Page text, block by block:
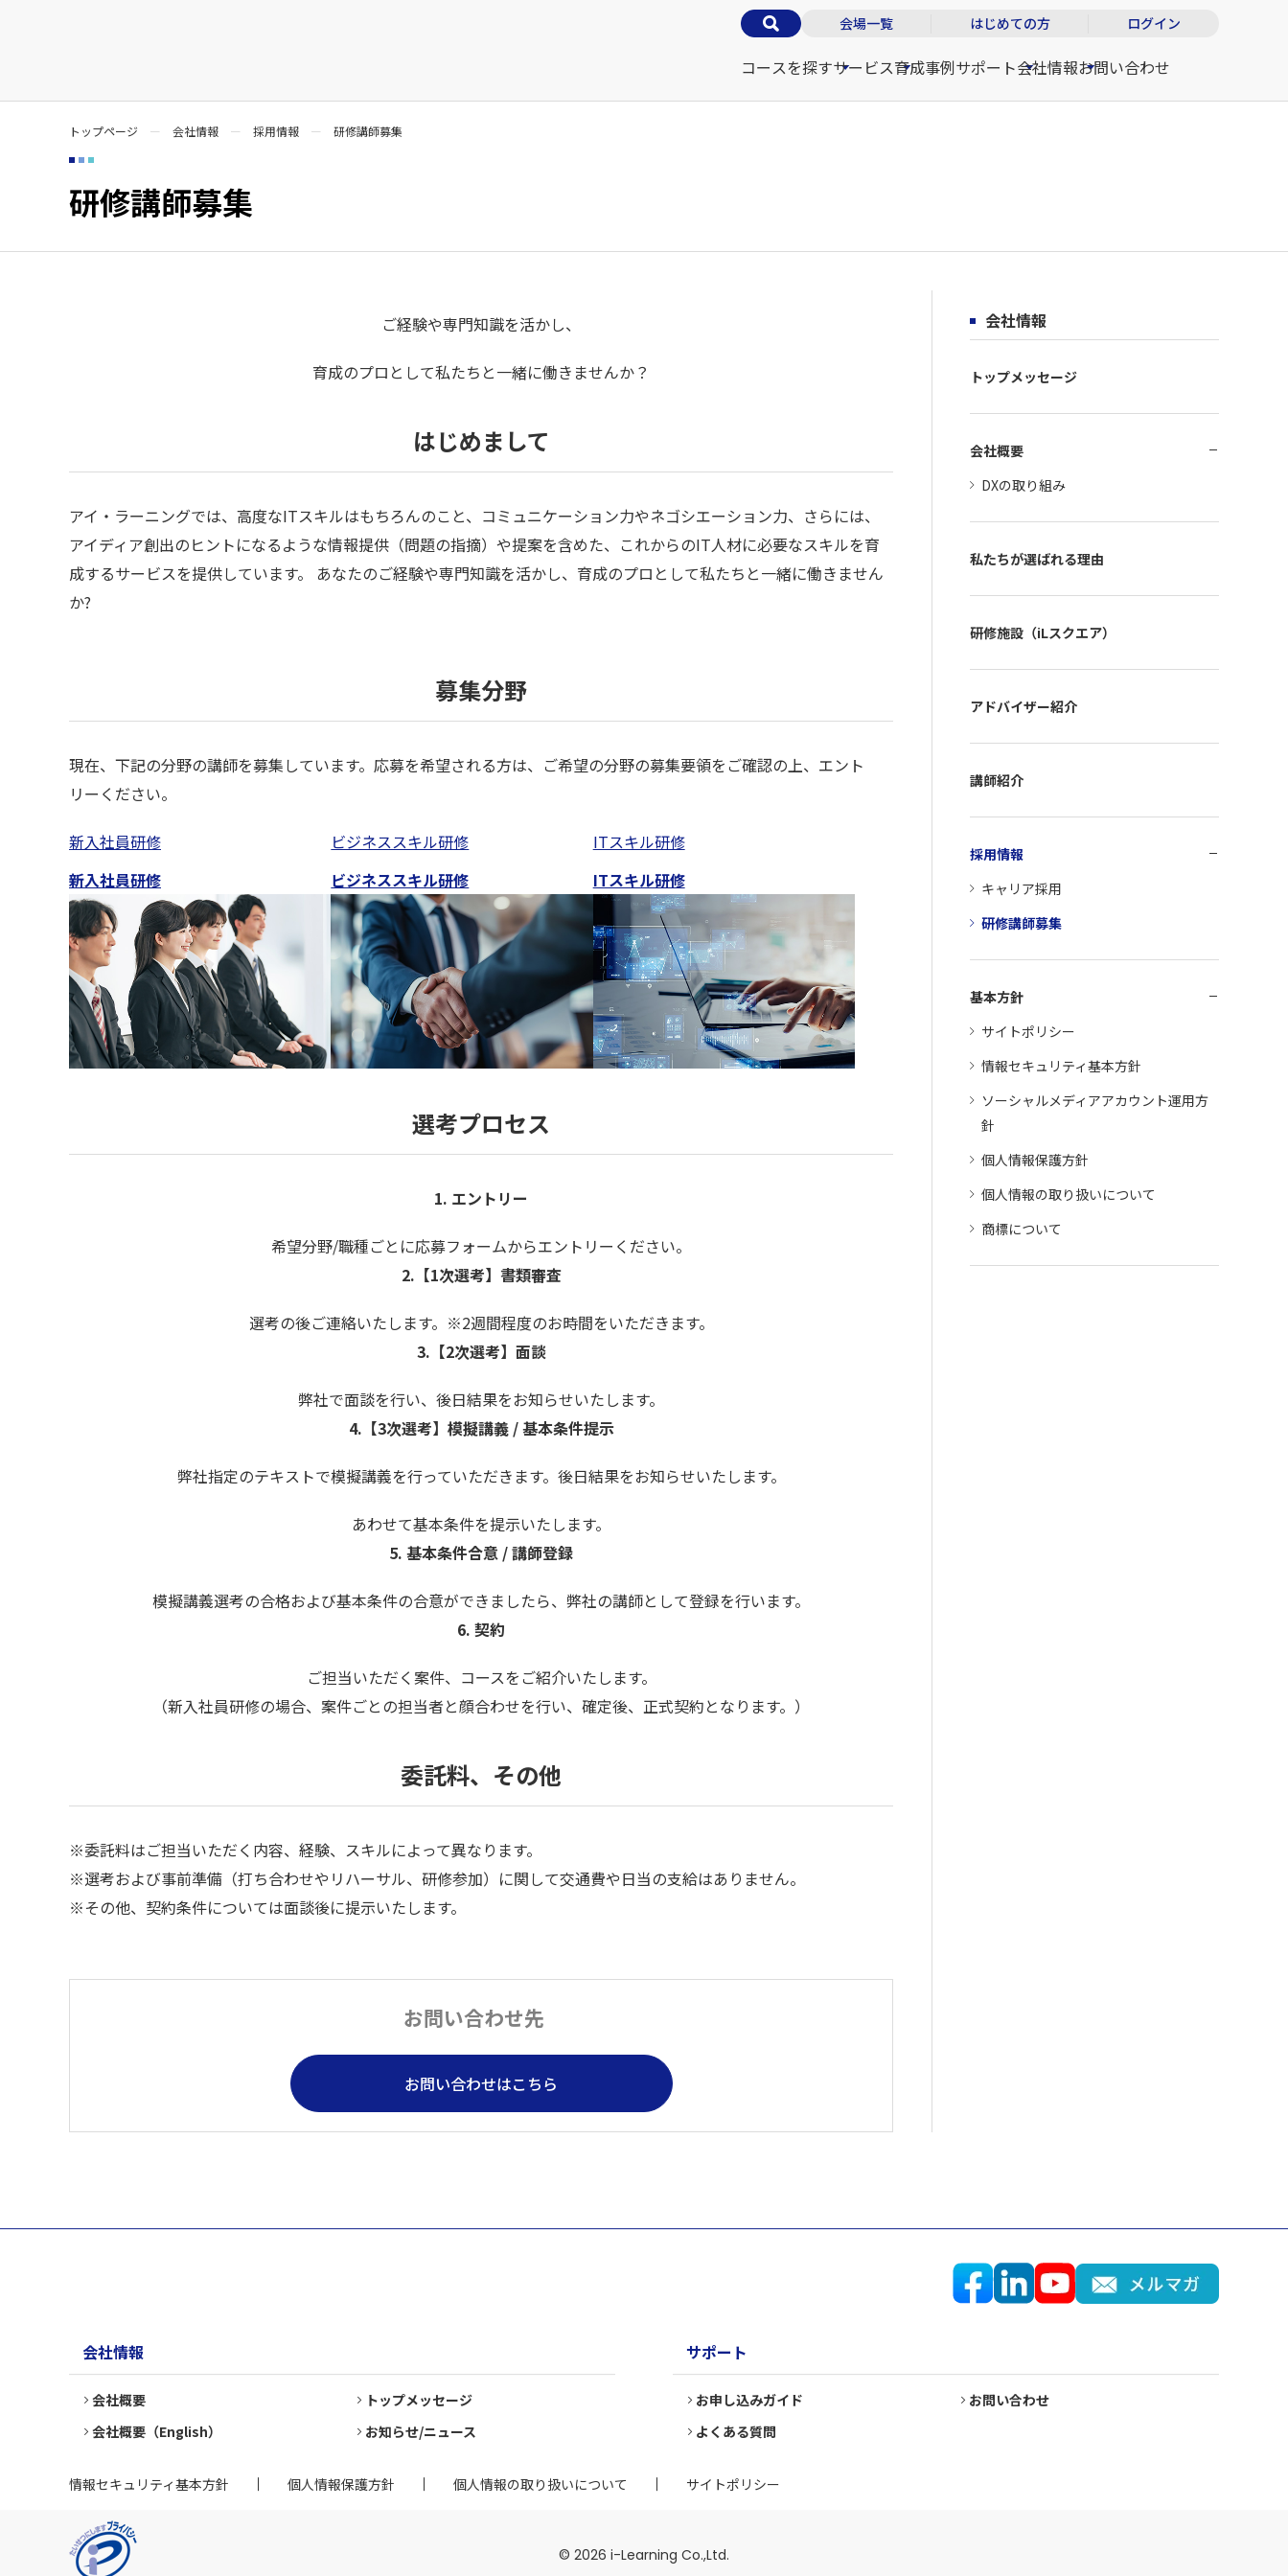
会場一覧 はじめての方 ログイン
コースを探すサービス育成事例サポート会社情報お問い合わせ
トップページ 会社情報 採用情報 研修講師募集
研修講師募集
ご経験や専門知識を活かし、
育成のプロとして私たちと一緒に働きませんか？
はじめまして
アイ・ラーニングでは、高度なITスキルはもちろんのこと、コミュニケーション力やネゴシエーション力、さらには、
アイディア創出のヒントになるような情報提供（問題の指摘）や提案を含めた、これからのIT人材に必要なスキルを育
成するサービスを提供しています。 あなたのご経験や専門知識を活かし、育成のプロとして私たちと一緒に働きません
か?
募集分野
現在、下記の分野の講師を募集しています。応募を希望される方は、ご希望の分野の募集要領をご確認の上、エント
リーください。
新入社員研修
新入社員研修
ビジネススキル研修
ビジネススキル研修
ITスキル研修
ITスキル研修
選考プロセス
1. エントリー
希望分野/職種ごとに応募フォームからエントリーください。
2. 【1次選考】書類審査
選考の後ご連絡いたします。※2週間程度のお時間をいただきます。
3. 【2次選考】面談
弊社で面談を行い、後日結果をお知らせいたします。
4. 【3次選考】模擬講義 / 基本条件提示
弊社指定のテキストで模擬講義を行っていただきます。後日結果をお知らせいたします。
あわせて基本条件を提示いたします。
5. 基本条件合意 / 講師登録
模擬講義選考の合格および基本条件の合意ができましたら、弊社の講師として登録を行います。
6. 契約
ご担当いただく案件、コースをご紹介いたします。
（新入社員研修の場合、案件ごとの担当者と顔合わせを行い、確定後、正式契約となります。）
委託料、その他
※委託料はご担当いただく内容、経験、スキルによって異なります。
※選考および事前準備（打ち合わせやリハーサル、研修参加）に関して交通費や日当の支給はありません。
※その他、契約条件については面談後に提示いたします。
お問い合わせ先
お問い合わせはこちら
会社情報
トップメッセージ
会社概要
DXの取り組み
私たちが選ばれる理由
研修施設（iLスクエア）
アドバイザー紹介
講師紹介
採用情報
キャリア採用
研修講師募集
基本方針
サイトポリシー
情報セキュリティ基本方針
ソーシャルメディアアカウント運用方
針
個人情報保護方針
個人情報の取り扱いについて
商標について
会社情報
会社概要
会社概要（English）
トップメッセージ
お知らせ/ニュース
サポート
お申し込みガイド
よくある質問
お問い合わせ
情報セキュリティ基本方針 個人情報保護方針 個人情報の取り扱いについて サイトポリシー
© 2026 i-Learning Co.,Ltd.